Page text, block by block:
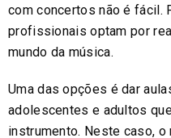
com concertos não é fácil.
profissionais optam por
mundo da música.
Uma das opções é dar
adolescentes e adultos
instrumento. Neste caso,